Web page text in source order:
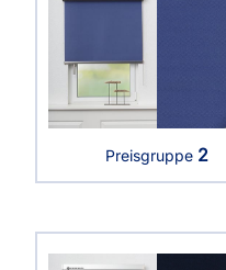
Preisgruppe 2